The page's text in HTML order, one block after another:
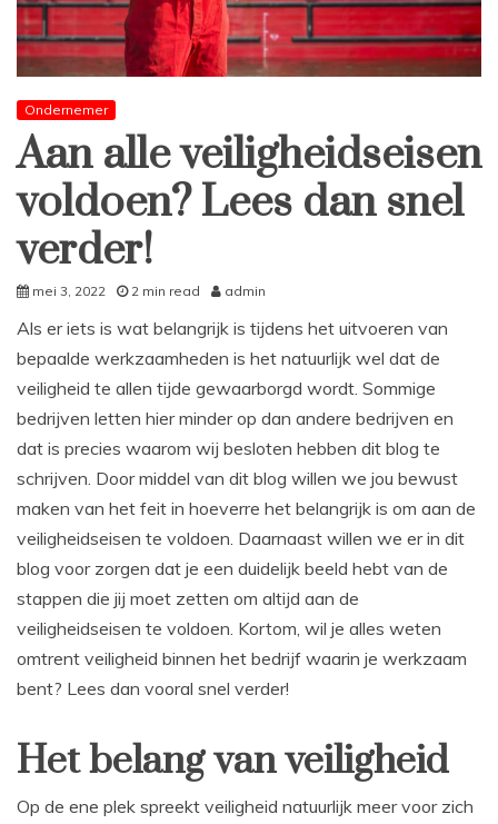
Ondernemer
Aan alle veiligheidseisen
voldoen? Lees dan snel
verder!
mei 3, 2022 2 min read admin
Als er iets is wat belangrijk is tijdens het uitvoeren van
bepaalde werkzaamheden is het natuurlijk wel dat de
veiligheid te allen tijde gewaarborgd wordt. Sommige
bedrijven letten hier minder op dan andere bedrijven en
dat is precies waarom wij besloten hebben dit blog te
schrijven. Door middel van dit blog willen we jou bewust
maken van het feit in hoeverre het belangrijk is om aan de
veiligheidseisen te voldoen. Daarnaast willen we er in dit
blog voor zorgen dat je een duidelijk beeld hebt van de
stappen die jij moet zetten om altijd aan de
veiligheidseisen te voldoen. Kortom, wil je alles weten
omtrent veiligheid binnen het bedrijf waarin je werkzaam
bent? Lees dan vooral snel verder!
Het belang van veiligheid
Op de ene plek spreekt veiligheid natuurlijk meer voor zich